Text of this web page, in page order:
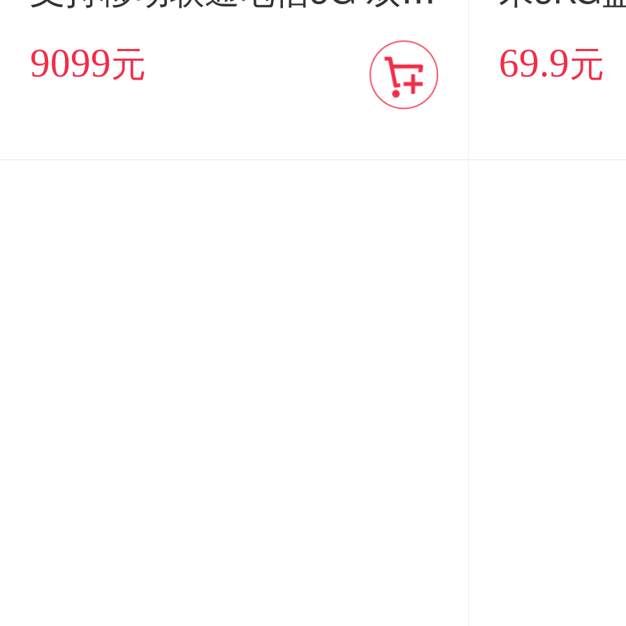
双待手机【现货发售】
9099元
当季新
69.9元